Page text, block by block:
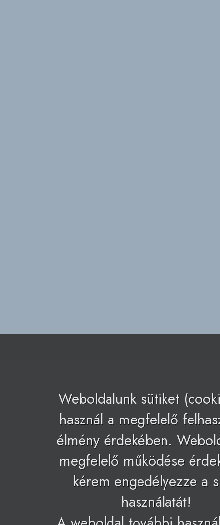
Weboldalunk sütiket
használ a megfelelő
élmény érdekében.
megfelelő működése
kérem engedélyezze a
használatát!